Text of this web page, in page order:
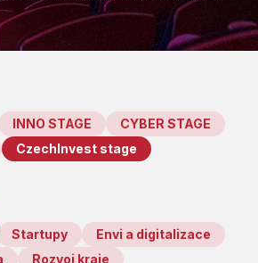
INNO STAGE
CYBER STAGE
CzechInvest stage
Startupy
Envi a digitalizace
Rozvoj kraje